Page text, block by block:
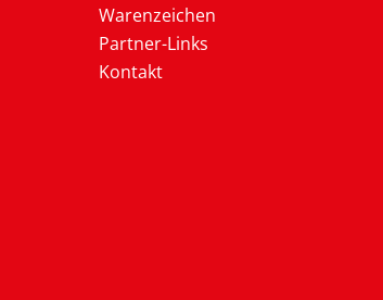
Warenzeichen
Partner-Links
Kontakt